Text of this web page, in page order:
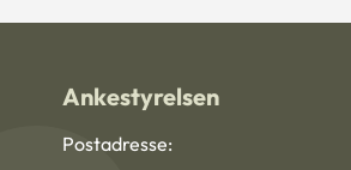
Ankestyrelsen
Postadresse: